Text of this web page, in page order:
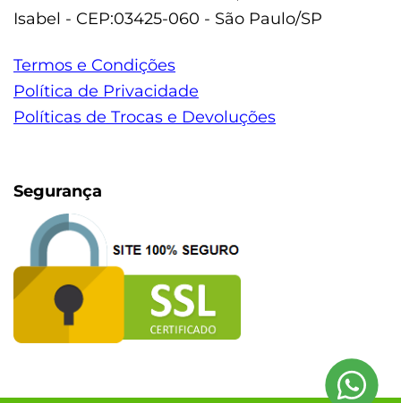
Isabel - CEP:03425-060 - São Paulo/SP
Termos e Condições
Política de Privacidade
Políticas de Trocas e Devoluções
Segurança